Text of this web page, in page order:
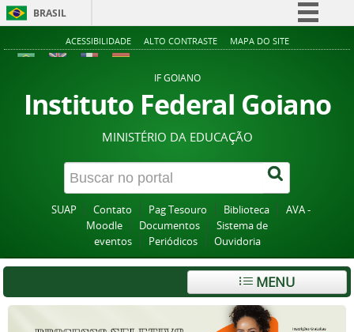
BRASIL
Simplifique!
Acesso à informação
Legislação
Canais
ACESSIBILIDADE ALTO CONTRASTE MAPA DO SITE
IF GOIANO
Instituto Federal Goiano
MINISTÉRIO DA EDUCAÇÃO
SUAP Contato Pag Tesouro Biblioteca
AVA -
Moodle
Documentos
Sistema de
eventos
Periódicos Ouvidoria
MENU